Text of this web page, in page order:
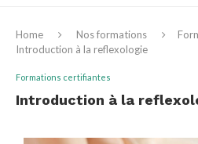
Home Nos formations
Introduction à la reflexologie
Formations certifiantes
Introduction à la